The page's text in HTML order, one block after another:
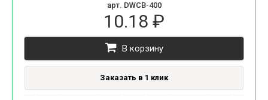
арт. DWCB-400
10.18 ₽
В корзину
Заказать в 1 клик